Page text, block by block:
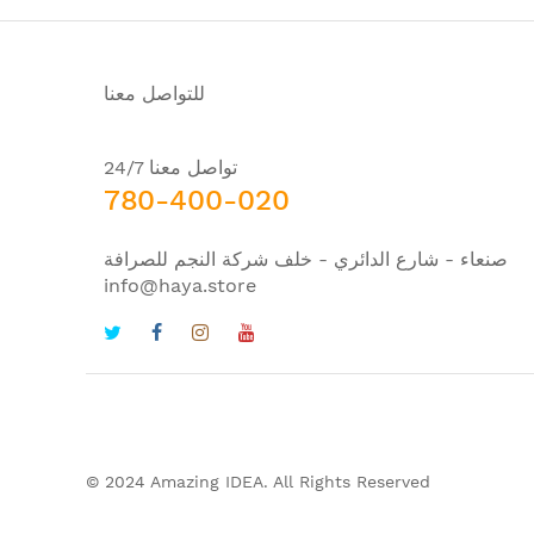
للتواصل معنا
تواصل معنا 24/7
780-400-020
صنعاء - شارع الدائري - خلف شركة النجم للصرافة
info@haya.store
© 2024 Amazing IDEA. All Rights Reserved